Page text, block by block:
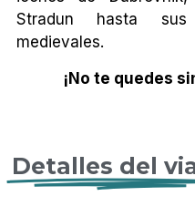
Stradun hasta sus
medievales.
¡No te quedes
Detalles del